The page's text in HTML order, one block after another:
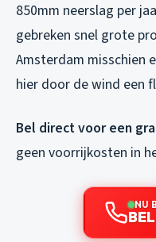
850mm neerslag per
gebreken snel grote
Amsterdam misschien
hier door de wind een
Bel direct voor een
geen voorrijkosten in
NU